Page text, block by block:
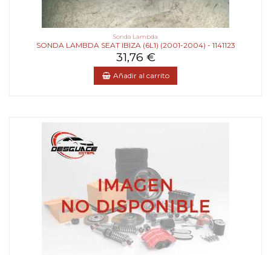
Sonda Lambda
SONDA LAMBDA SEAT IBIZA (6L1) (2001-2004) - 1141123
31,76 €
Añadir al carrito